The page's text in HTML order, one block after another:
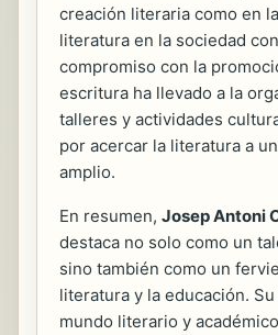
creación literaria como en
literatura en la sociedad
compromiso con la
escritura ha llevado a la
talleres y actividades
por acercar la literatura a
amplio.
En resumen, Josep Antoni
destaca no solo como un
sino también como un
literatura y la educación.
mundo literario y